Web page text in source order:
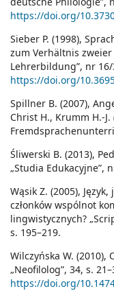
https://doi.org/
Sieber P. (1998),
zum Verhältnis
Lehrerbildung”, nr 16/
https://doi.org/
Spillner B. (2007),
Christ H., Krumm H.-
Śliwerski B. (2013),
„Studia Edukacyjne”,
Wąsik Z. (2005),
członków wspólnot
lingwistycznych?
s. 195–219.
Wilczyńska W.
„Neofilolog”, 34, s.
https://doi.org/